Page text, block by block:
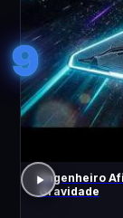
9
Engenheiro
Gravidade